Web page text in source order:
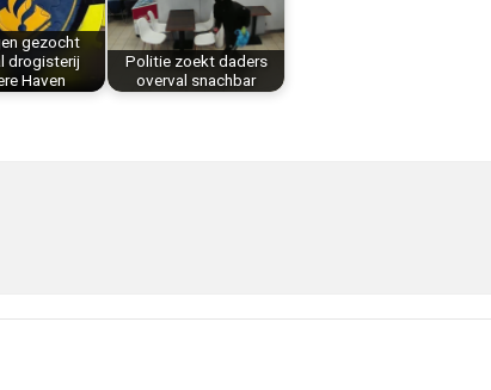
gezocht
drogisterij
Haven
Politie zoekt daders
overval snachbar